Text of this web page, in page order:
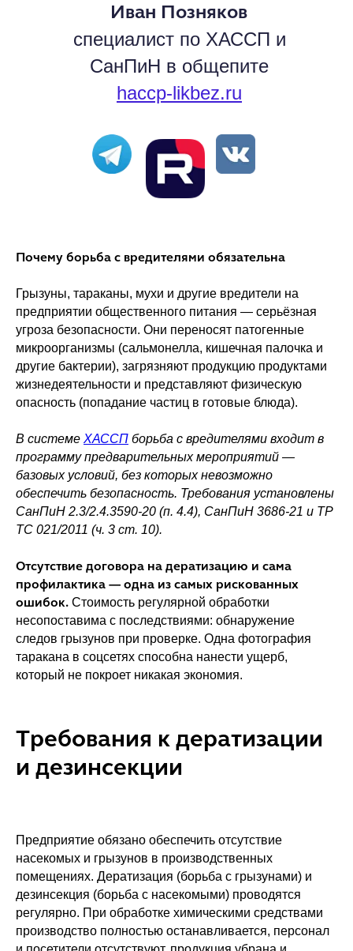
специалист по ХАССП и
СанПиН в общепите
haccp-likbez.ru
Иван Позняков
Telegram RuTube
Почему борьба с вредителями обязательна
Грызуны, тараканы, мухи и другие вредители на
предприятии общественного питания — серьёзная
угроза безопасности. Они переносят патогенные
микроорганизмы (сальмонелла, кишечная палочка и
другие бактерии), загрязняют продукцию продуктами
жизнедеятельности и представляют физическую
опасность (попадание частиц в готовые блюда).
В системе ХАССП борьба с вредителями входит в
программу предварительных мероприятий —
базовых условий, без которых невозможно
обеспечить безопасность. Требования установлены
СанПиН 2.3/2.4.3590-20 (п. 4.4), СанПиН 3686-21 и ТР
ТС 021/2011 (ч. 3 ст. 10).
Отсутствие договора на дератизацию и сама
профилактика — одна из самых рискованных
ошибок. Стоимость регулярной обработки
несопоставима с последствиями: обнаружение
следов грызунов при проверке. Одна фотография
таракана в соцсетях способна нанести ущерб,
который не покроет никакая экономия.
Требования к дератизации
и дезинсекции
Предприятие обязано обеспечить отсутствие
насекомых и грызунов в производственных
помещениях. Дератизация (борьба с грызунами) и
дезинсекция (борьба с насекомыми) проводятся
регулярно. При обработке химическими средствами
производство полностью останавливается, персонал